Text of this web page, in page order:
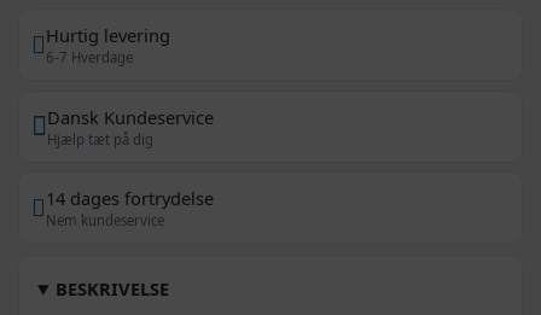
Hurtig levering
6-7 Hverdage
Dansk Kundeservice
Hjælp tæt på dig
14 dages fortrydelse
Nem kundeservice
BESKRIVELSE